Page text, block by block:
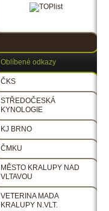
Oblíbené odkazy
ČKS
STŘEDOČESKÁ
KYNOLOGIE
KJ BRNO
ČMKU
MĚSTO KRALUPY NAD
VLTAVOU
VETERINA MADA
KRALUPY N.VLT.